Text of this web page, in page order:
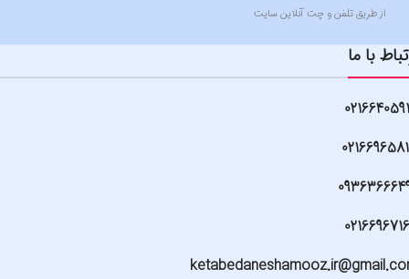
از طریق تلفن و چت آنلاین سایت
با ما